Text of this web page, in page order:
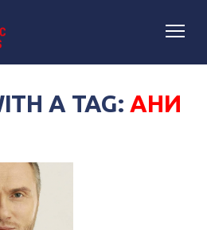
A TAG: АНИ